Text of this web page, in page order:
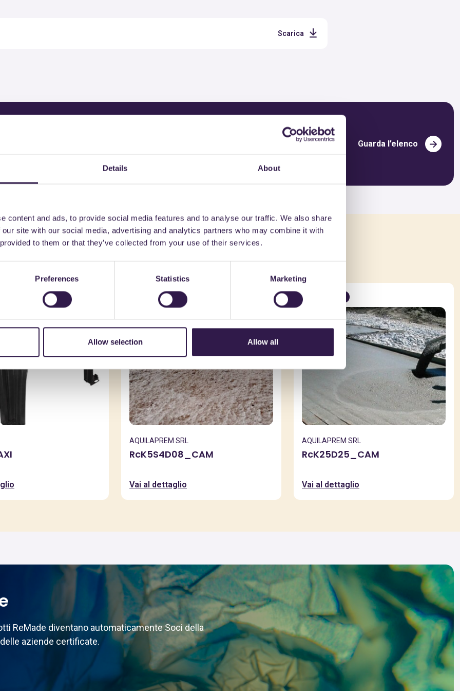
Details About
content and ads, to provide social media features and to analyse our traffic. We also share
site with our social media, advertising and analytics partners who may combine it with
to them or that they’ve collected from your use of their services.
Preferences Statistics Marketing
Allow selection Allow all
Scarica
Guarda l’elenco
interessarti anche
C
AQUILAPREM SRL
RcK5S4D08_CAM
Vai al dettaglio
AQUILAPREM SRL
RcK25D25_CAM
Vai al dettaglio
ReMade diventano automaticamente Soci della
aziende certificate.